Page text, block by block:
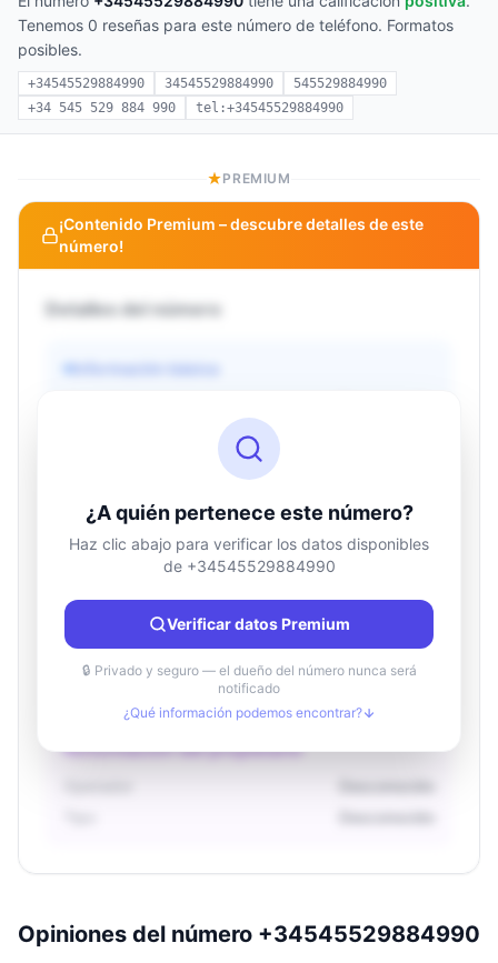
Tenemos 0 reseñas para este número de teléfono. Formatos
posibles.
+34545529884990 34545529884990
545529884990
+34 545 529 884 990
tel:+34545529884990
PREMIUM
¡Contenido Premium – descubre detalles de este
número!
Detalles del número
Información básica
Información de ubicación
País
Desconocido
Ciudad
Desconocido
Región
Desconocido
Información del propietario
¿A quién pertenece este número?
Haz clic abajo para verificar los datos disponibles
de +34545529884990
Verificar datos Premium
🔒 Privado y seguro — el dueño del número nunca será
notificado
¿Qué información podemos encontrar?
Opiniones del número +34545529884990